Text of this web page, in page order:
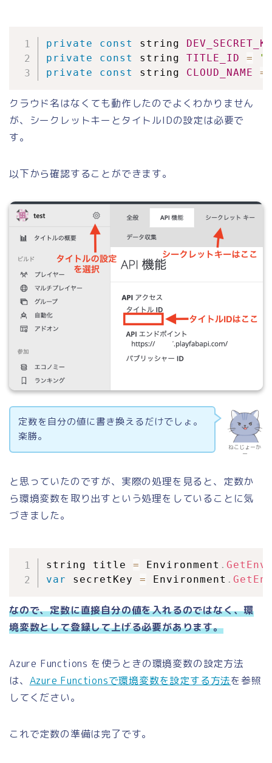
private const string
private
const string TITLE_ID =
private
const string CLOUD_NAME =
クラウド名はなくても動作したのでよくわかりません
が、シークレットキーとタイトルIDの設定は必要で
す。
以下から確認することができます。
ねこじょーか
ー
定数を自分の値に書き換えるだけでしょ。
楽勝。
と思っていたのですが、実際の処理を見ると、定数か
ら環境変数を取り出すという処理をしていることに気
づきました。
string title = Environment .
var secretKey = Environment .
なので、定数に直接自分の値を入れるのではなく、環
境変数として登録して上げる必要があります。
Azure Functions を使うときの環境変数の設定方法
は、 Azure Functionsで環境変数を設定する方法を参照
してください。
これで定数の準備は完了です。